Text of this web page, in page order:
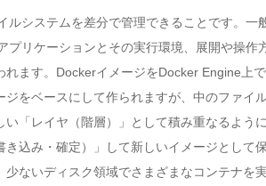
ルシステムを差分で管理できることです。
プリケーションとその実行環境、展開や操
ます。DockerイメージをDocker Engine上
ジをベースにして作られますが、中のファ
「レイヤ（階層）」として積み重なるよう
き込み・確定）」して新しいイメージとし
ないディスク領域でさまざまなコンテナを